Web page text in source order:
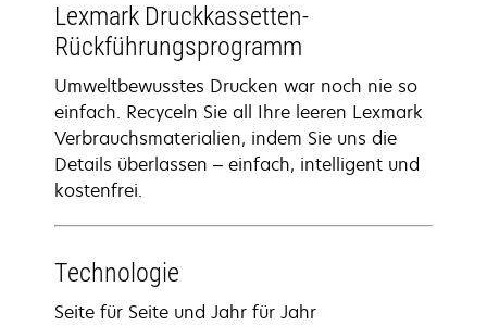
Lexmark Druckkassetten-
Rückführungsprogramm
Umweltbewusstes Drucken war noch nie so
einfach. Recyceln Sie all Ihre leeren Lexmark
Verbrauchsmaterialien, indem Sie uns die
Details überlassen – einfach, intelligent und
kostenfrei.
Technologie
Seite für Seite und Jahr für Jahr